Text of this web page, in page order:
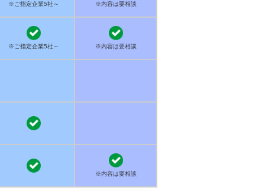
※ご指定企業5社～ ※内容は要相談
※ご指定企業5社～ ※内容は要相談
※内容は要相談